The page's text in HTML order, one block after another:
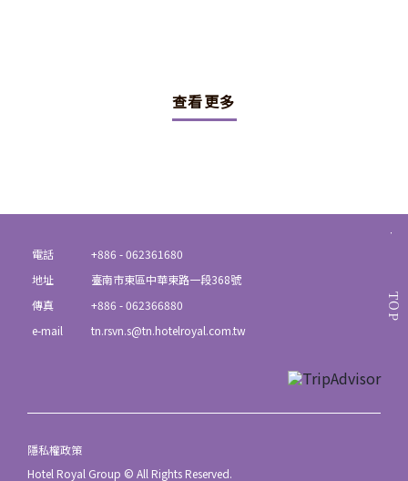
查看更多
TOP
電話
+886 - 062361680
地址
臺南市東區中華東路一段368號
傳真
+886 - 062366880
e-mail
tn.rsvn.s@tn.hotelroyal.com.tw
隱私權政策
Hotel Royal Group © All Rights Reserved.